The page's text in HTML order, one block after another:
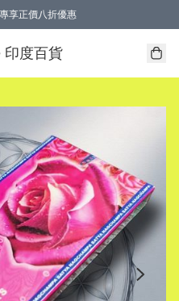
享正價八折優惠
印度百貨